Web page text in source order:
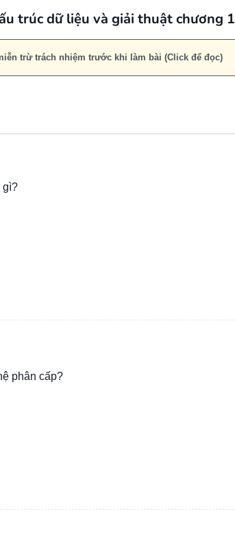
trúc dữ liệu và giải thuật chương 1
trừ trách nhiệm trước khi làm bài (Click để đọc)
gì?
phân cấp?